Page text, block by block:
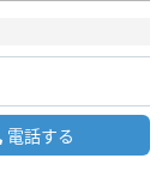
電話する